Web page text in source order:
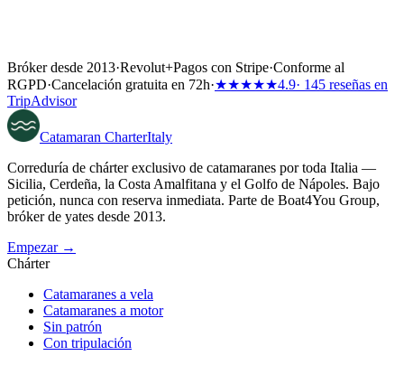
Bróker desde 2013·Revolut+Pagos con Stripe·Conforme al
RGPD·Cancelación gratuita en 72h·★★★★★4.9· 145 reseñas en
TripAdvisor
Catamaran CharterItaly
Correduría de chárter exclusivo de catamaranes por toda Italia —
Sicilia, Cerdeña, la Costa Amalfitana y el Golfo de Nápoles. Bajo
petición, nunca con reserva inmediata. Parte de Boat4You Group,
bróker de yates desde 2013.
Empezar →
Chárter
Catamaranes a vela
Catamaranes a motor
Sin patrón
Con tripulación